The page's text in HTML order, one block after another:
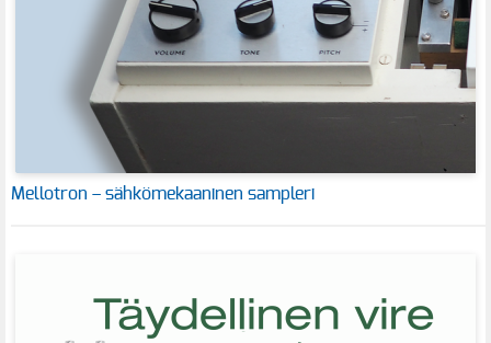
Mellotron – sähkömekaaninen sampleri